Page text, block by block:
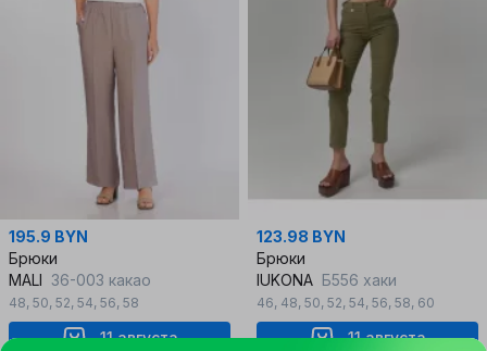
195.9 BYN
Брюки
MALI 36-003 какао
48, 50, 52, 54, 56, 58
11 августа
123.98 BYN
Брюки
IUKONA Б556 хаки
46, 48, 50, 52, 54, 56, 58, 60
11 августа